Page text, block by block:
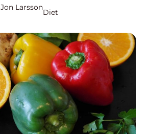
Jon Larsson
Diet